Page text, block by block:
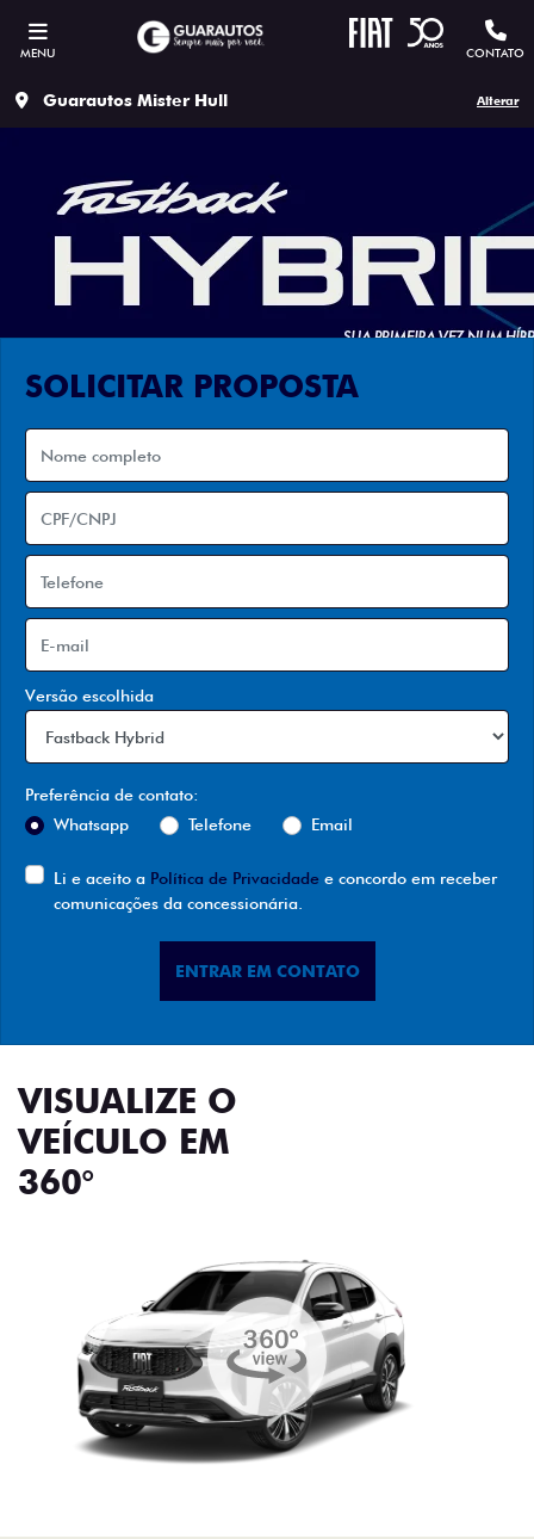
MENU CONTATO
Guarautos Mister Hull Alterar
SOLICITAR PROPOSTA
Versão escolhida
Preferência de contato:
Whatsapp
Telefone Email
Li e aceito a Política de Privacidade e concordo em receber
comunicações da concessionária.
ENTRAR EM CONTATO
VISUALIZE O
VEÍCULO EM
360°